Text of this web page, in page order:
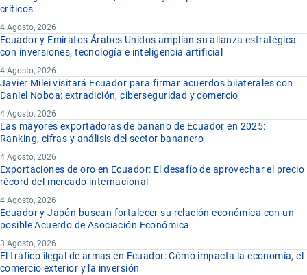
críticos
4 Agosto, 2026
Ecuador y Emiratos Árabes Unidos amplían su alianza estratégica
con inversiones, tecnología e inteligencia artificial
4 Agosto, 2026
Javier Milei visitará Ecuador para firmar acuerdos bilaterales con
Daniel Noboa: extradición, ciberseguridad y comercio
4 Agosto, 2026
Las mayores exportadoras de banano de Ecuador en 2025:
Ranking, cifras y análisis del sector bananero
4 Agosto, 2026
Exportaciones de oro en Ecuador: El desafío de aprovechar el precio
récord del mercado internacional
4 Agosto, 2026
Ecuador y Japón buscan fortalecer su relación económica con un
posible Acuerdo de Asociación Económica
3 Agosto, 2026
El tráfico ilegal de armas en Ecuador: Cómo impacta la economía, el
comercio exterior y la inversión